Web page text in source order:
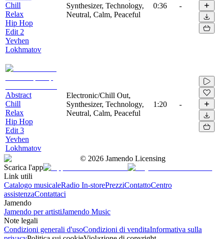
Chill
Relax
Hip Hop
Edit 2
Yevhen
Lokhmatov
Synthesizer, Technology,
Neutral, Calm, Peaceful
0:36 -
Abstract
Chill
Relax
Hip Hop
Edit 3
Yevhen
Lokhmatov
Electronic/Chill Out,
Synthesizer, Technology,
Neutral, Calm, Peaceful
1:20 -
© 2026 Jamendo Licensing
Scarica l'app
Link utili
Catalogo musicaleRadio In-storePrezziContattoCentro
assistenzaContattaci
Jamendo
Jamendo per artistiJamendo Music
Note legali
Condizioni generali d'usoCondizioni di venditaInformativa sulla